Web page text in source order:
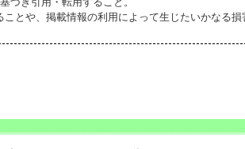
とや、掲載情報の利用によって生じたいかなる